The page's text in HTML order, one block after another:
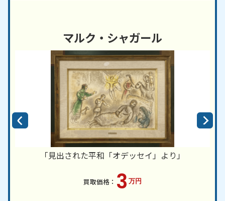
マルク・シャガール
「見出された平和「オデッセイ」より」
3 万円